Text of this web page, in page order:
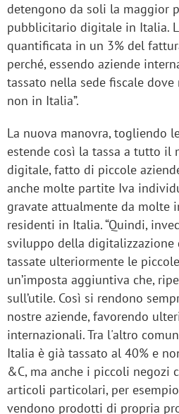
detengono da soli la maggior
pubblicitario digitale in Italia.
quantificata in un 3% del
perché, essendo aziende
tassato nella sede fiscale
non in Italia”.
La nuova manovra, togliendo
estende così la tassa a tutto il
digitale, fatto di piccole
anche molte partite Iva
gravate attualmente da molte
residenti in Italia. “Quindi,
sviluppo della digitalizzazione
tassate ulteriormente le
un’imposta aggiuntiva che,
sull’utile. Così si rendono
nostre aziende, favorendo
internazionali. Tra l'altro
Italia è già tassato al 40% e
&C, ma anche i piccoli negozi
articoli particolari, per
vendono prodotti di propria